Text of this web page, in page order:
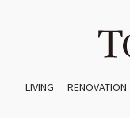
LIVING RENOVATION